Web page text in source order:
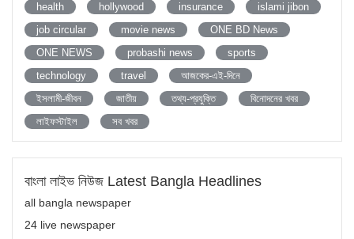
health
hollywood insurance
islami jibon
job circular
movie news
ONE BD News
ONE NEWS
probashi news
sports
technology
travel
আজকের-এই-দিনে
ইসলামী-জীবন
জাতীয় তথ্য-প্রযুক্তি
বিনোদনের খবর
লাইফস্টাইল
সব খবর
বাংলা লাইভ নিউজ Latest Bangla Headlines
all bangla newspaper
24 live newspaper